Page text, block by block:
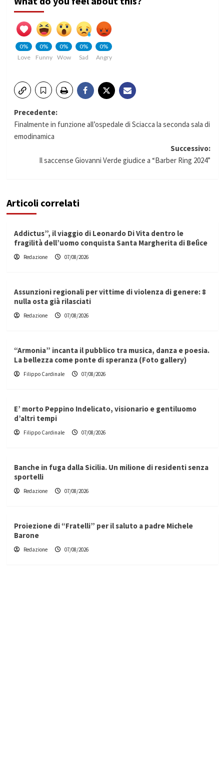
0%
Love
0%
Funny
0%
Wow
0%
Sad
0%
Angry
Navigazione
articolo
Precedente:
Finalmente in funzione all’ospedale di Sciacca la seconda sala di
emodinamica
Successivo:
Il saccense Giovanni Verde giudice a “Barber Ring 2024”
Articoli correlati
Addictus”, il viaggio di Leonardo Di Vita dentro le
fragilità dell’uomo conquista Santa Margherita di Belìce
Redazione 07/08/2026
Assunzioni regionali per vittime di violenza di genere: 8
nulla osta già rilasciati
Redazione 07/08/2026
“Armonia” incanta il pubblico tra musica, danza e poesia.
La bellezza come ponte di speranza (Foto gallery)
Filippo Cardinale 07/08/2026
E’ morto Peppino Indelicato, visionario e gentiluomo
d’altri tempi
Filippo Cardinale 07/08/2026
Banche in fuga dalla Sicilia. Un milione di residenti senza
sportelli
Redazione 07/08/2026
Proiezione di “Fratelli” per il saluto a padre Michele
Barone
Redazione 07/08/2026